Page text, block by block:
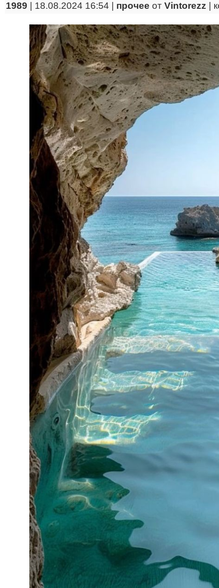
1989 | 18.08.2024 16:54 | прочее от Vintorezz